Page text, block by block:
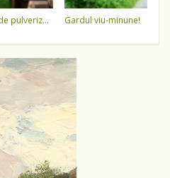
a apei gardul viu-minune!